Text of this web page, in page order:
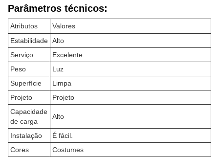
Parâmetros técnicos:
Atributos
Valores
Estabilidade Alto
Serviço
Excelente.
Peso
Luz
Superfície
Limpa
Projeto
Projeto
Capacidade
de carga
Alto
Instalação
É fácil.
Cores
Costumes